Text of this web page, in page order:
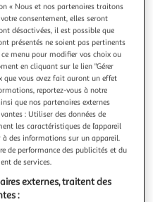
Illustration
suivante
Hauteur : 7.8 cm Largeur
91
« Nous et nos partenaires traitons
consentement, elles seront
désactivées, il est possible que
présentés ne soient pas pertinents
menu pour modifier vos choix ou
en cliquant sur le lien "Gérer
que vous avez fait auront un effet
reportez-vous à notre
que nos partenaires externes
: Utiliser des données de
les caractéristiques de l’appareil
à des informations sur un appareil.
de performance des publicités et du
de services.
externes, traitent des
: